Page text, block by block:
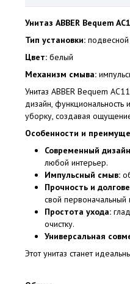
Унитаз ABBER Bequem
Тип установки: подвесной
Цвет: белый
Механизм смыва:
Унитаз ABBER Bequem
дизайн, функциональность
уборку, создавая
Особенности и
Современный
любой интерьер.
Импульсный смыв:
Прочность и
свой первоначальный
Простота ухода:
очистку.
Универсальная
Этот унитаз станет